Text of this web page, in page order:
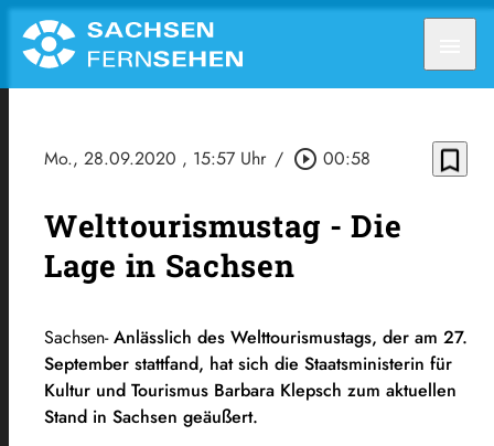
Mo., 28.09.2020 , 15:57 Uhr / play_circle_outline 00:58 bookmark_border
Welttourismustag - Die
Lage in Sachsen
Sachsen-Anlässlich des Welttourismustags, der am 27.
September stattfand, hat sich die Staatsministerin für
Kultur und Tourismus Barbara Klepsch zum aktuellen
Stand in Sachsen geäußert.